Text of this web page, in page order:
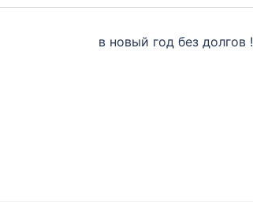
в новый год без долгов !